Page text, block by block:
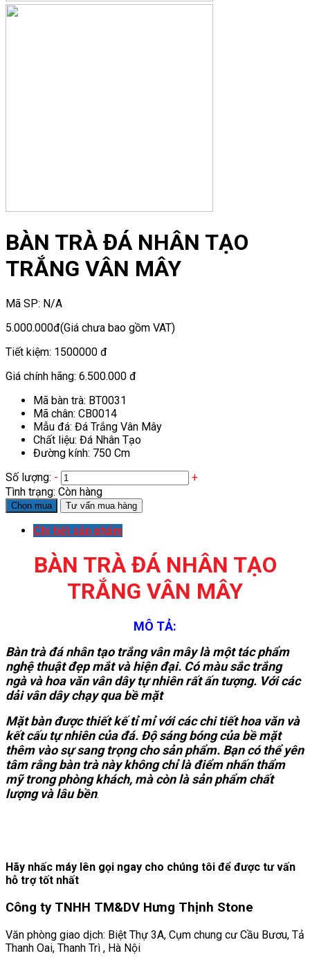
BÀN TRÀ ĐÁ NHÂN TẠO
TRẮNG VÂN MÂY
Mã SP: N/A
5.000.000đ(Giá chưa bao gồm VAT)
Tiết kiệm: 1500000 đ
Giá chính hãng: 6.500.000 đ
Mã bàn trà: BT0031
Mã chân: CB0014
Mẫu đá: Đá Trắng Vân Mây
Chất liệu: Đá Nhân Tạo
Đường kính: 750 Cm
Số lượng: -
+
Tình trạng: Còn hàng
Chọn mua Tư vấn mua hàng
Chi tiết sản phẩm
BÀN TRÀ ĐÁ NHÂN TẠO
TRẮNG VÂN MÂY
MÔ TẢ:
Bàn trà đá nhân tạo trắng vân mây là một tác phẩm
nghệ thuật đẹp mắt và hiện đại. Có màu sắc trắng
ngà và hoa văn vân dây tự nhiên rất ấn tượng. Với các
dải vân dây chạy qua bề mặt
Mặt bàn được thiết kế tỉ mỉ với các chi tiết hoa văn và
kết cấu tự nhiên của đá. Độ sáng bóng của bề mặt
thêm vào sự sang trọng cho sản phẩm. Bạn có thể yên
tâm rằng bàn trà này không chỉ là điểm nhấn thẩm
mỹ trong phòng khách, mà còn là sản phẩm chất
lượng và lâu bền.
Hãy nhấc máy lên gọi ngay cho chúng tôi để được tư vấn
hỗ trợ tốt nhất
Công ty TNHH TM&DV Hưng Thịnh Stone
Văn phòng giao dịch: Biệt Thự 3A, Cụm chung cư Cầu Bươu, Tả
Thanh Oai, Thanh Trì , Hà Nội